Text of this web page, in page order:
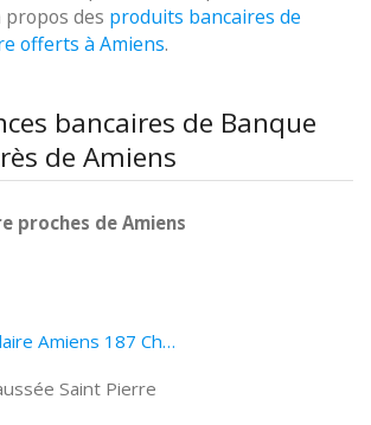
des produits bancaires de
offerts à Amiens.
bancaires de Banque
de Amiens
proches de Amiens
Banque Populaire Amiens 187 Chaussée Saint Pierre
Saint Pierre